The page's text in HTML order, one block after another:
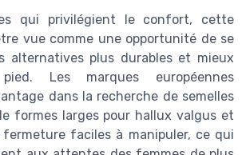
qui privilégient le confort, cette
vue comme une opportunité de se
alternatives plus durables et mieux
Les marques européennes
dans la recherche de semelles
formes larges pour hallux valgus et
faciles à manipuler, ce qui